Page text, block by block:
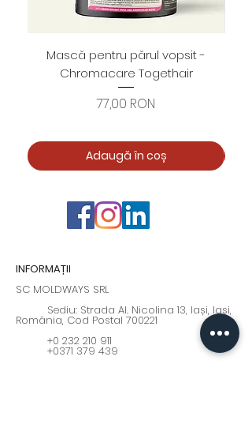
Mască pentru părul vopsit -
Chromacare Togethair
Preț
77,00 RON
Adaugă în coș
INFORMAȚII
SC MOLDWAYS SRL
Sediu: Strada Al. Nicolina 13, Iași, Iași,
România, Cod Postal 700221
+0 232 210 911
+0371 379 439